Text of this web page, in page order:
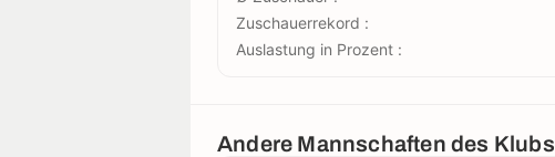
Zuschauerrekord :
Auslastung in Prozent :
Andere Mannschaften des Klubs